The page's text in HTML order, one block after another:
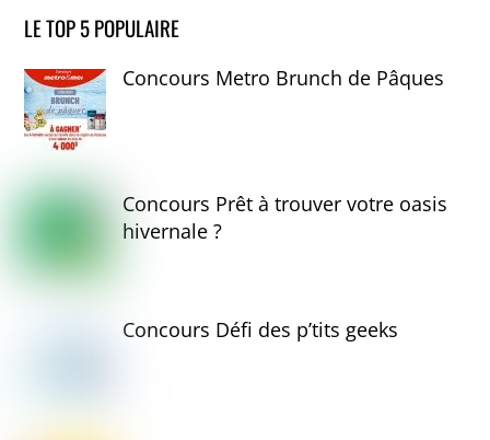
LE TOP 5 POPULAIRE
Concours Metro Brunch de Pâques
Concours Prêt à trouver votre oasis
hivernale ?
Concours Défi des p’tits geeks